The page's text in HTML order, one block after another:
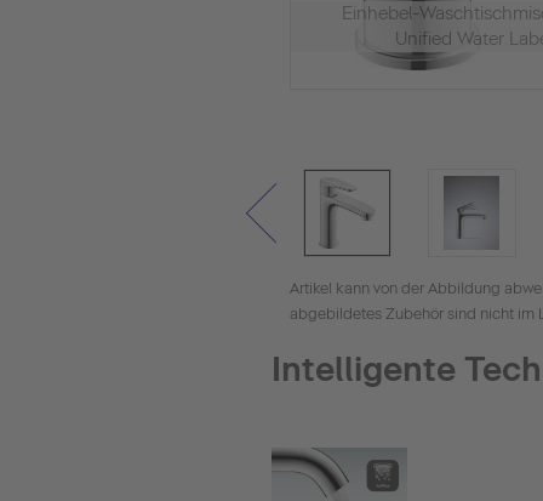
Einhebel-
Unified Water
Artikel kann von der Abbildung
abgebildetes Zubehör sind nicht im
Intelligente